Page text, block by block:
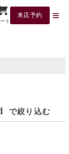
ト
来店予約
で絞り込む